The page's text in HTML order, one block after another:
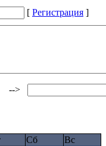
[ Регистрация ]
-->
Сб
Вс